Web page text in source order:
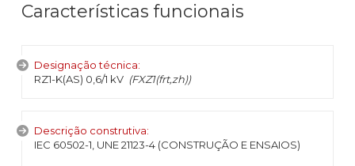
Características funcionais
Designação técnica:
RZ1-K(AS) 0,6/1 kV (FXZ1(frt,zh))
Descrição construtiva:
IEC 60502-1, UNE 21123-4 (CONSTRUÇÃO E ENSAIOS)